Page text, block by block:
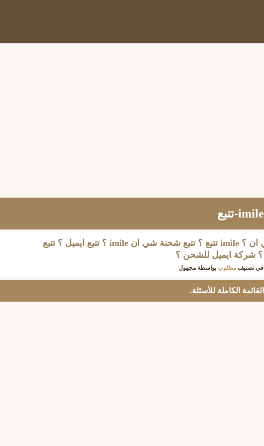
تتبع ايميليا شي ان ؟ imile تتبع ؟ تتبع شحنة شي ان imile ؟ تتبع ايميل ؟ تتبع
في تصنيف مطلوب بواسطة مجهول
القائمة الكاملة للأسئلة.